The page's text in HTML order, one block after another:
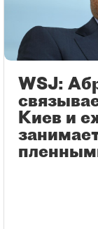
WSJ:
Киев и